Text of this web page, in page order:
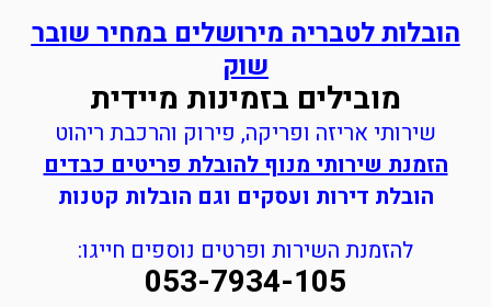
הובלות לטבריה מירושלים במחיר שובר
שוק
מובילים בזמינות מיידית
שירותי אריזה ופריקה, פירוק והרכבת ריהוט
הזמנת שירותי מנוף להובלת פריטים כבדים
הובלת דירות ועסקים וגם הובלות קטנות
להזמנת השירות ופרטים נוספים חייגו:
053-7934-105